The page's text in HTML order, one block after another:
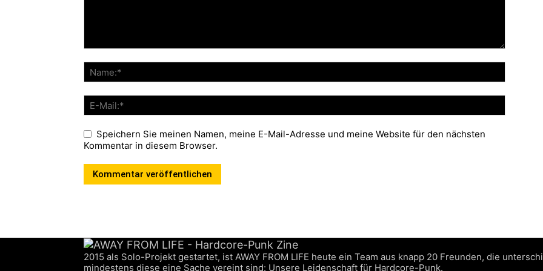
Speichern Sie meinen Namen, meine E-Mail-Adresse und meine Website für den nächsten
Kommentar in diesem Browser.
2015 als Solo-Projekt gestartet, ist AWAY FROM LIFE heute ein Team aus knapp 20 Freunden, die
mindestens diese eine Sache vereint sind: Unsere Leidenschaft für Hardcore-Punk.